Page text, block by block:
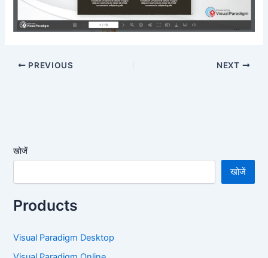
PREVIOUS NEXT
खोजें
खोजें
Products
Visual Paradigm Desktop